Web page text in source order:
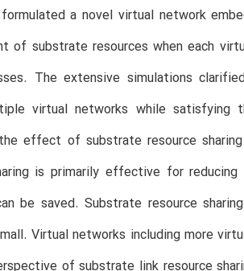
a novel virtual network
of substrate resources when each
The extensive simulations
virtual networks while satisfying
effect of substrate resource
is primarily effective for
be saved. Substrate resource
Virtual networks including more
of substrate link resource